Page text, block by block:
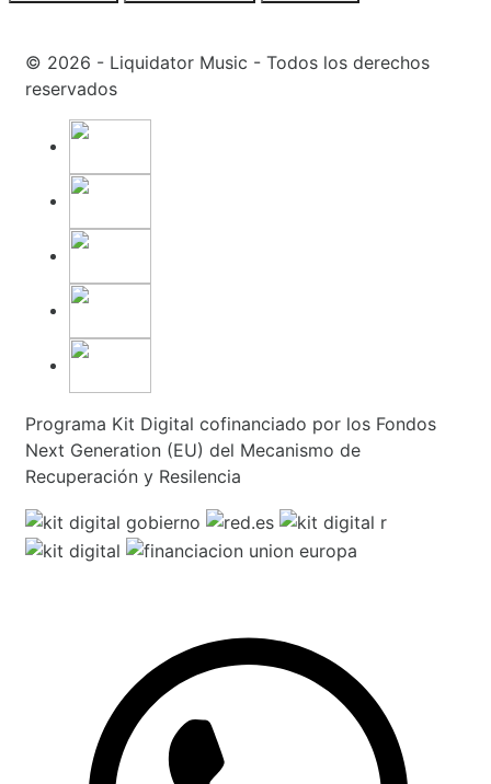
© 2026 - Liquidator Music - Todos los derechos
reservados
Programa Kit Digital cofinanciado por los Fondos
Next Generation (EU) del Mecanismo de
Recuperación y Resilencia